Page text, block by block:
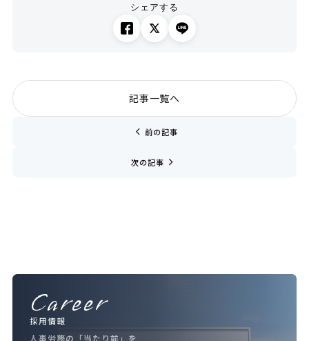
シェアする
chevron_left 前の記事
記事一覧へ
次の記事 navigate_next
Career
採用情報
人事労務の「当たり前」を